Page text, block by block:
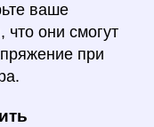
ваше
что они смогут
при